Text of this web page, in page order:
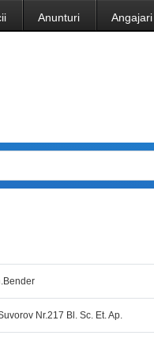
Anunturi Angajari
Nr.217 Bl. Sc. Et. Ap.